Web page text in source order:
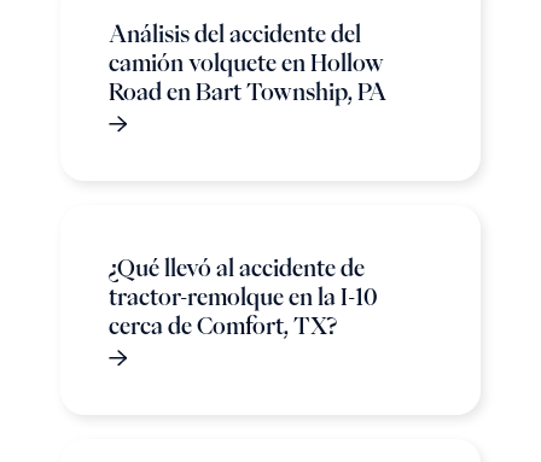
Análisis del accidente del
camión volquete en Hollow
Road en Bart Township, PA
¿Qué llevó al accidente de
tractor-remolque en la I-10
cerca de Comfort, TX?